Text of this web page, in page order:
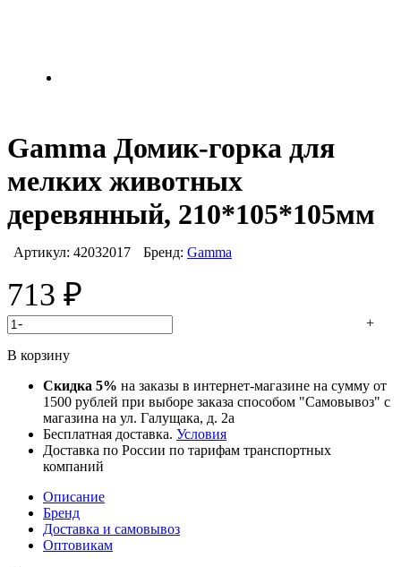
Gamma Домик-горка для
мелких животных
деревянный, 210*105*105мм
Артикул: 42032017 Бренд: Gamma
713 ₽
- +
В корзину
Скидка 5% на заказы в интернет-магазине на сумму от
1500 рублей при выборе заказа способом "Самовывоз" с
магазина на ул. Галущака, д. 2а
Бесплатная доставка. Условия
Доставка по России по тарифам транспортных
компаний
Описание
Бренд
Доставка и самовывоз
Оптовикам